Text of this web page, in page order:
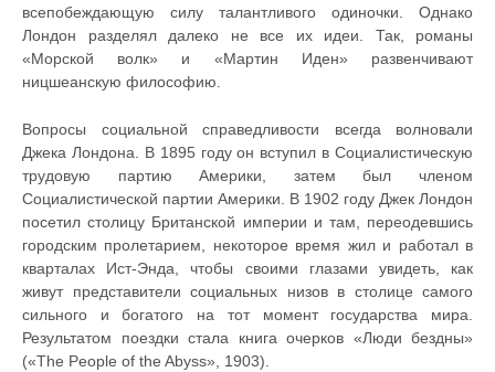
всепобеждающую силу талантливого одиночки. Однако
Лондон разделял далеко не все их идеи. Так, романы
«Морской волк» и «Мартин Иден» развенчивают
ницшеанскую философию.
Вопросы социальной справедливости всегда волновали
Джека Лондона. В 1895 году он вступил в Социалистическую
трудовую партию Америки, затем был членом
Социалистической партии Америки. В 1902 году Джек Лондон
посетил столицу Британской империи и там, переодевшись
городским пролетарием, некоторое время жил и работал в
кварталах Ист-Энда, чтобы своими глазами увидеть, как
живут представители социальных низов в столице самого
сильного и богатого на тот момент государства мира.
Результатом поездки стала книга очерков «Люди бездны»
(«The People of the Abyss», 1903).